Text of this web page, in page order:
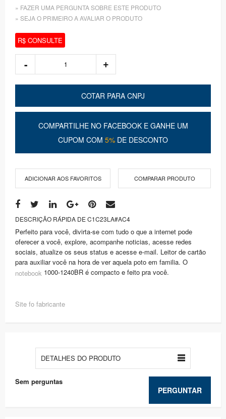
» FAZER UMA PERGUNTA SOBRE ESTE PRODUTO
» SEJA O PRIMEIRO A AVALIAR O PRODUTO
R$ CONSULTE
COTAR PARA CNPJ
COMPARTILHE NO FACEBOOK E GANHE UM
CUPOM COM 5% DE DESCONTO
ADICIONAR AOS FAVORITOS COMPARAR PRODUTO
DESCRIÇÃO RÁPIDA DE C1C23LA#AC4
Perfeito para você, divirta-se com tudo o que a internet pode
oferecer a você, explore, acompanhe noticias, acesse redes
sociais, atualize os seus status e acesse e-mail. Leitor de cartão
para auxiliar você na hora de ver aquela poto em familia. O
notebook 1000-1240BR é compacto e feito pra você.
Site fo fabricante
DETALHES DO PRODUTO
PERGUNTAR
Sem perguntas